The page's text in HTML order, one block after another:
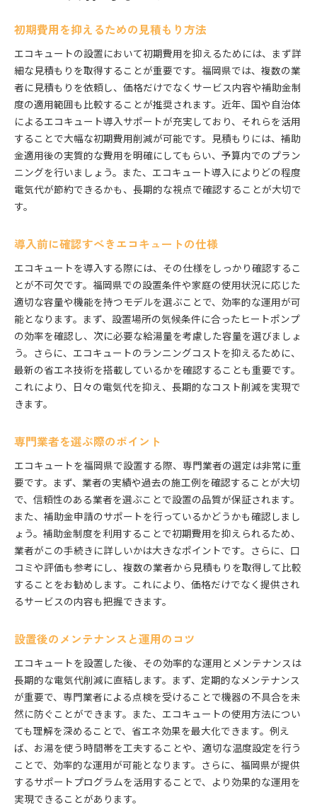
初期費用を抑えるための見積もり方法
エコキュートの設置において初期費用を抑えるためには、まず詳
細な見積もりを取得することが重要です。福岡県では、複数の業
者に見積もりを依頼し、価格だけでなくサービス内容や補助金制
度の適用範囲も比較することが推奨されます。近年、国や自治体
によるエコキュート導入サポートが充実しており、それらを活用
することで大幅な初期費用削減が可能です。見積もりには、補助
金適用後の実質的な費用を明確にしてもらい、予算内でのプラン
ニングを行いましょう。また、エコキュート導入によりどの程度
電気代が節約できるかも、長期的な視点で確認することが大切で
す。
導入前に確認すべきエコキュートの仕様
エコキュートを導入する際には、その仕様をしっかり確認するこ
とが不可欠です。福岡県での設置条件や家庭の使用状況に応じた
適切な容量や機能を持つモデルを選ぶことで、効率的な運用が可
能となります。まず、設置場所の気候条件に合ったヒートポンプ
の効率を確認し、次に必要な給湯量を考慮した容量を選びましょ
う。さらに、エコキュートのランニングコストを抑えるために、
最新の省エネ技術を搭載しているかを確認することも重要です。
これにより、日々の電気代を抑え、長期的なコスト削減を実現で
きます。
専門業者を選ぶ際のポイント
エコキュートを福岡県で設置する際、専門業者の選定は非常に重
要です。まず、業者の実績や過去の施工例を確認することが大切
で、信頼性のある業者を選ぶことで設置の品質が保証されます。
また、補助金申請のサポートを行っているかどうかも確認しまし
ょう。補助金制度を利用することで初期費用を抑えられるため、
業者がこの手続きに詳しいかは大きなポイントです。さらに、口
コミや評価も参考にし、複数の業者から見積もりを取得して比較
することをお勧めします。これにより、価格だけでなく提供され
るサービスの内容も把握できます。
設置後のメンテナンスと運用のコツ
エコキュートを設置した後、その効率的な運用とメンテナンスは
長期的な電気代削減に直結します。まず、定期的なメンテナンス
が重要で、専門業者による点検を受けることで機器の不具合を未
然に防ぐことができます。また、エコキュートの使用方法につい
ても理解を深めることで、省エネ効果を最大化できます。例え
ば、お湯を使う時間帯を工夫することや、適切な温度設定を行う
ことで、効率的な運用が可能となります。さらに、福岡県が提供
するサポートプログラムを活用することで、より効果的な運用を
実現できることがあります。